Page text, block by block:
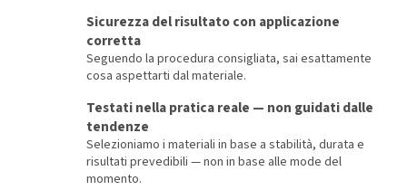
Sicurezza del risultato con applicazione
corretta
Seguendo la procedura consigliata, sai esattamente
cosa aspettarti dal materiale.
Testati nella pratica reale — non guidati dalle
tendenze
Selezioniamo i materiali in base a stabilità, durata e
risultati prevedibili — non in base alle mode del
momento.